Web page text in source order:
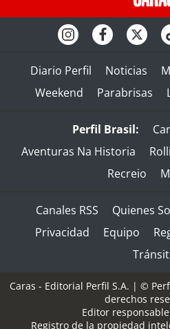
Diario Perfil Noticias
Weekend
Parabrisas
Perfil Brasil:
Aventuras Na Historia
Recreio
Canales RSS Quienes
Privacidad
Equipo
Caras - Editorial Perfil S.A. | ©
derechos
Editor
Registro de la propiedad